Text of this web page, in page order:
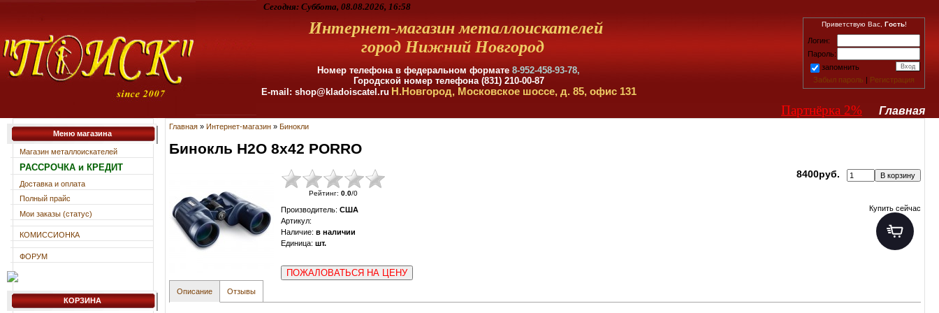
Сегодня: Суббота, 08.08.2026, 16:58
Интернет-магазин металлоискателей
город Нижний Новгород
Номер телефона в федеральном формате 8-952-458-93-78,
Городской номер телефона (831) 210-00-87
E-mail: shop@kladoiscatel.ru Н.Новгород, Московское шоссе, д. 85, офис 131
Приветствую Вас, Гость!
Логин:
Пароль:
запомнить
Забыл пароль | Регистрация
Партнёрка 2% Главная
Меню магазина
Магазин металлоискателей
РАССРОЧКА и КРЕДИТ
Доставка и оплата
Полный прайс
Мои заказы (статус)
КОМИССИОНКА
ФОРУМ
КОРЗИНА
Главная » Интернет-магазин » Бинокли
Бинокль H2O 8х42 PORRO
Рейтинг: 0.0/0
8400руб.
Производитель: США
Артикул:
Наличие: в наличии
Единица: шт.
ПОЖАЛОВАТЬСЯ НА ЦЕНУ
Купить сейчас
Описание Отзывы